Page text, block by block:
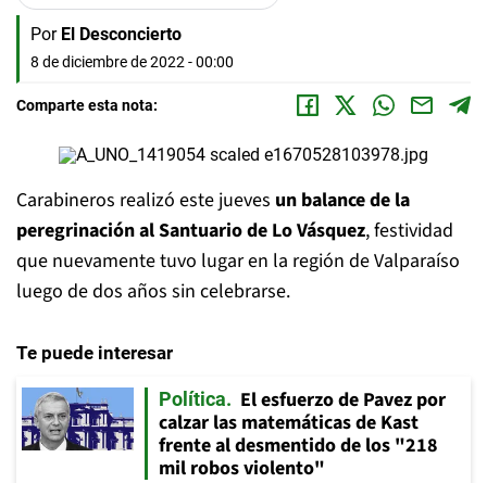
Por El Desconcierto
8 de diciembre de 2022 - 00:00
Comparte esta nota:
Carabineros realizó este jueves un balance de la
peregrinación al Santuario de Lo Vásquez, festividad
que nuevamente tuvo lugar en la región de Valparaíso
luego de dos años sin celebrarse.
Te puede interesar
Política
El esfuerzo de Pavez por
calzar las matemáticas de Kast
frente al desmentido de los "218
mil robos violento"